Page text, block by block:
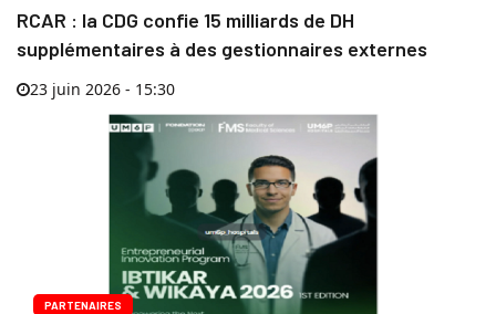
RCAR : la CDG confie 15 milliards de DH
supplémentaires à des gestionnaires externes
23 juin 2026 - 15:30
PARTENAIRES